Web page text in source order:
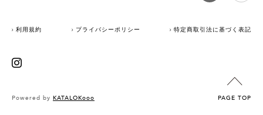
利用規約 プライバシーポリシー 特定商取引法に基づく表記
Powered by KATALOKooo PAGE TOP